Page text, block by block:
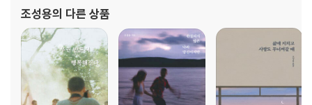
조성용의 다른 상품